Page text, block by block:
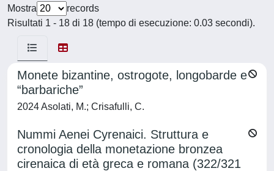
Mostra
records
Risultati 1 - 18 di 18 (tempo di esecuzione: 0.03 secondi).
Monete bizantine, ostrogote, longobarde e
“barbariche”
2024 Asolati, M.; Crisafulli, C.
Nummi Aenei Cyrenaici. Struttura e
cronologia della monetazione bronzea
cirenaica di età greca e romana (322/321